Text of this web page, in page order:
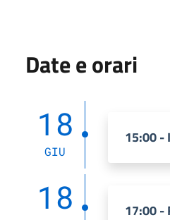
Date e orari
18
GIU
15:00 -
18 17:00 -